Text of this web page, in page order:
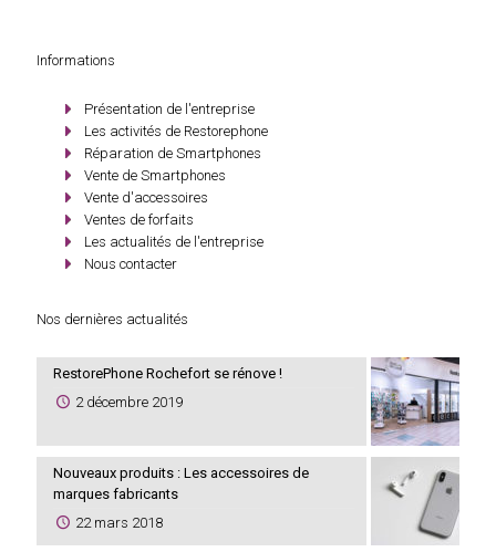
Informations
Présentation de l'entreprise
Les activités de Restorephone
Réparation de Smartphones
Vente de Smartphones
Vente d'accessoires
Ventes de forfaits
Les actualités de l'entreprise
Nous contacter
Nos dernières actualités
RestorePhone Rochefort se rénove !
2 décembre 2019
Nouveaux produits : Les accessoires de
marques fabricants
22 mars 2018